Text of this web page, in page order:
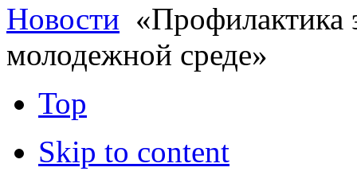
Новости «Профилактика
молодежной среде»
Top
Skip to content